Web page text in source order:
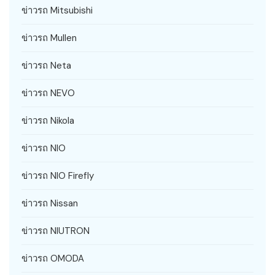
ข่าวรถ Mitsubishi
ข่าวรถ Mullen
ข่าวรถ Neta
ข่าวรถ NEVO
ข่าวรถ Nikola
ข่าวรถ NIO
ข่าวรถ NIO Firefly
ข่าวรถ Nissan
ข่าวรถ NIUTRON
ข่าวรถ OMODA